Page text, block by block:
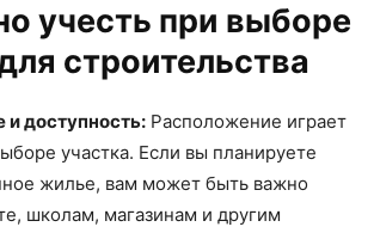
учесть при выборе
строительства
и доступность: Расположение играет
участка. Если вы планируете
жилье, вам может быть важно
школам, магазинам и другим